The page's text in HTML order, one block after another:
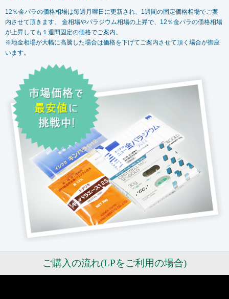
12％金パラの価格相場は毎週月曜日に更新され、1週間の固定価格相場でご案
内させて頂きます。 金相場やパラジウム相場の上昇で、12％金パラの価格相場
が上昇しても１週間固定の価格でご案内。
※地金相場が大幅に高騰した場合は価格を下げてご案内させて頂く場合が御座
います。
ご購入の流れ(LPをご利用の場合)